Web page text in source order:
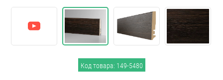
Код товара: 149-5480